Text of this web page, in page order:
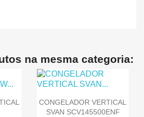
na mesma categoria:
CONGELADOR VERTICAL
SVAN SCV145500ENF